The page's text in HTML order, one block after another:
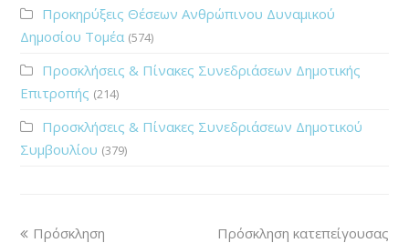
Προκηρύξεις Θέσεων Ανθρώπινου Δυναμικού
Δημοσίου Τομέα (574)
Προσκλήσεις & Πίνακες Συνεδριάσεων Δημοτικής
Επιτροπής (214)
Προσκλήσεις & Πίνακες Συνεδριάσεων Δημοτικού
Συμβουλίου (379)
Πρόσκληση
Πρόσκληση κατεπείγουσας